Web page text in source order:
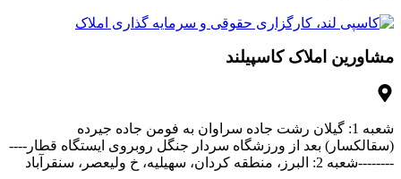
مشاورین املاک کاسپیلند
شعبه 1: گیلان رشت جاده سراوان به فومن جاده جیرده
(سقالکسار) بعد از ورزشگاه سردار جنگل روبروی ایستگاه قطار----
--------شعبه 2: البرز، منطقه کردان، سهیلیه، خ ولیعصر، سنقرآباد